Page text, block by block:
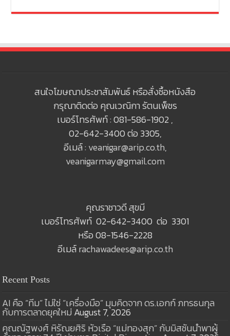
สนใจโฆษณาประชาสัมพันธ์ หรือสั่งซื้อหนังสือ
กรุณาติดต่อ คุณเวณิกา รัตนเพ็ชร
เบอร์โทรศัพท์ : 081-586-1902 ,
02-642-3400 ต่อ 3305,
อีเมล์ : veanigar@arip.co.th,
veanigarmay@gmail.com
คุณราชาวดี สุขมี
เบอร์โทรศัพท์ 02-642-3400 ต่อ 3301
หรือ 08-1546-2228
อีเมล์rachawadees@arip.co.th
Recent Posts
AI คือ “ทีม” ไม่ใช่ “เครื่องมือ” มุมคิดจาก ดร.เอกก์ ภทรธนกุล
กับการตลาดยุคใหม่ August 7, 2026
คุณณัฐพงศ์ หิรัณยศิริ หัวเรือ “แม่ทองสุก” กับมิสชันนำพาผู้